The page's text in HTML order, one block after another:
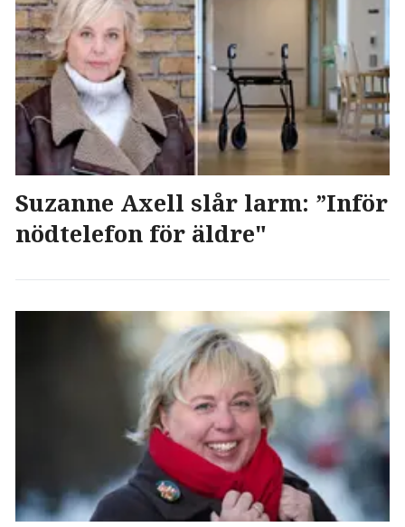
Suzanne Axell slår larm: ”Inför
nödtelefon för äldre"